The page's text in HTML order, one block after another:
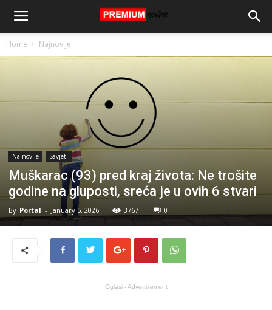
Home Najnovije
Najnovije Savjeti
Muškarac (93) pred kraj života: Ne trošite
godine na gluposti, sreća je u ovih 6 stvari
By Portal - January 5, 2026 3767 0
Oglasi - Advertisement